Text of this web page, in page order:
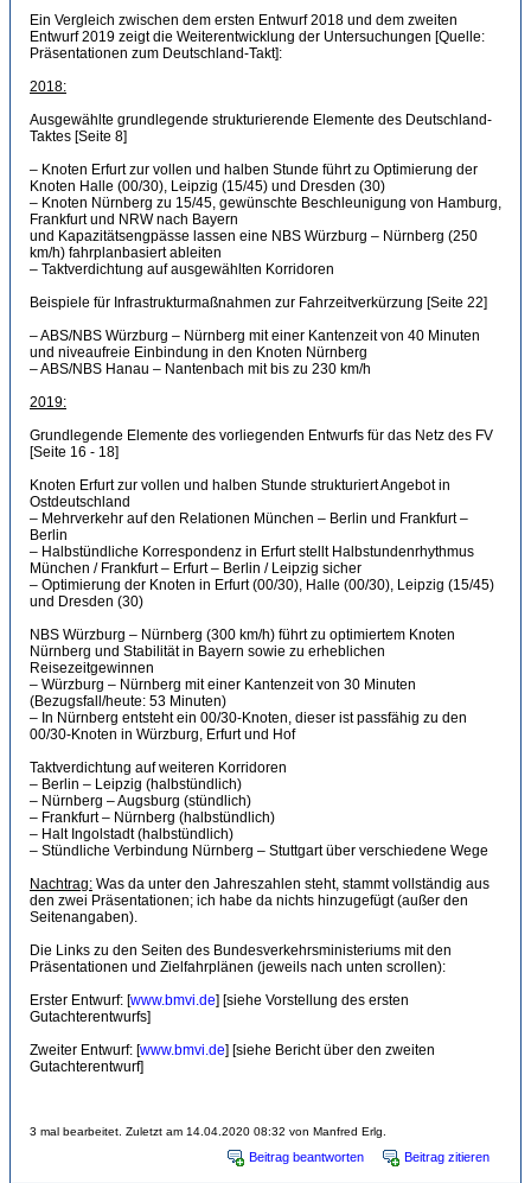
Ein Vergleich zwischen dem ersten Entwurf 2018 und dem zweiten
Entwurf 2019 zeigt die Weiterentwicklung der Untersuchungen [Quelle:
Präsentationen zum Deutschland-Takt]:
2018:
Ausgewählte grundlegende strukturierende Elemente des Deutschland-
Taktes [Seite 8]
– Knoten Erfurt zur vollen und halben Stunde führt zu Optimierung der
Knoten Halle (00/30), Leipzig (15/45) und Dresden (30)
– Knoten Nürnberg zu 15/45, gewünschte Beschleunigung von Hamburg,
Frankfurt und NRW nach Bayern
und Kapazitätsengpässe lassen eine NBS Würzburg – Nürnberg (250
km/h) fahrplanbasiert ableiten
– Taktverdichtung auf ausgewählten Korridoren
Beispiele für Infrastrukturmaßnahmen zur Fahrzeitverkürzung [Seite 22]
– ABS/NBS Würzburg – Nürnberg mit einer Kantenzeit von 40 Minuten
und niveaufreie Einbindung in den Knoten Nürnberg
– ABS/NBS Hanau – Nantenbach mit bis zu 230 km/h
2019:
Grundlegende Elemente des vorliegenden Entwurfs für das Netz des FV
[Seite 16 - 18]
Knoten Erfurt zur vollen und halben Stunde strukturiert Angebot in
Ostdeutschland
– Mehrverkehr auf den Relationen München – Berlin und Frankfurt –
Berlin
– Halbstündliche Korrespondenz in Erfurt stellt Halbstundenrhythmus
München / Frankfurt – Erfurt – Berlin / Leipzig sicher
– Optimierung der Knoten in Erfurt (00/30), Halle (00/30), Leipzig (15/45)
und Dresden (30)
NBS Würzburg – Nürnberg (300 km/h) führt zu optimiertem Knoten
Nürnberg und Stabilität in Bayern sowie zu erheblichen
Reisezeitgewinnen
– Würzburg – Nürnberg mit einer Kantenzeit von 30 Minuten
(Bezugsfall/heute: 53 Minuten)
– In Nürnberg entsteht ein 00/30-Knoten, dieser ist passfähig zu den
00/30-Knoten in Würzburg, Erfurt und Hof
Taktverdichtung auf weiteren Korridoren
– Berlin – Leipzig (halbstündlich)
– Nürnberg – Augsburg (stündlich)
– Frankfurt – Nürnberg (halbstündlich)
– Halt Ingolstadt (halbstündlich)
– Stündliche Verbindung Nürnberg – Stuttgart über verschiedene Wege
Nachtrag: Was da unter den Jahreszahlen steht, stammt vollständig aus
den zwei Präsentationen; ich habe da nichts hinzugefügt (außer den
Seitenangaben).
Die Links zu den Seiten des Bundesverkehrsministeriums mit den
Präsentationen und Zielfahrplänen (jeweils nach unten scrollen):
Erster Entwurf: [www.bmvi.de] [siehe Vorstellung des ersten
Gutachterentwurfs]
Zweiter Entwurf: [www.bmvi.de] [siehe Bericht über den zweiten
Gutachterentwurf]
3 mal bearbeitet. Zuletzt am 14.04.2020 08:32 von Manfred Erlg.
Beitrag beantworten Beitrag zitieren